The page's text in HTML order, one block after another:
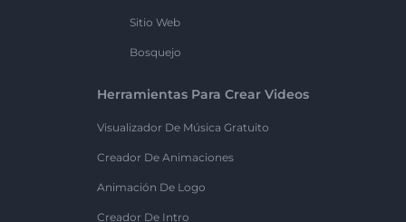
Sitio Web
Bosquejo
Herramientas Para Crear Videos
Visualizador De Música Gratuito
Creador De Animaciones
Animación De Logo
Creador De Intro